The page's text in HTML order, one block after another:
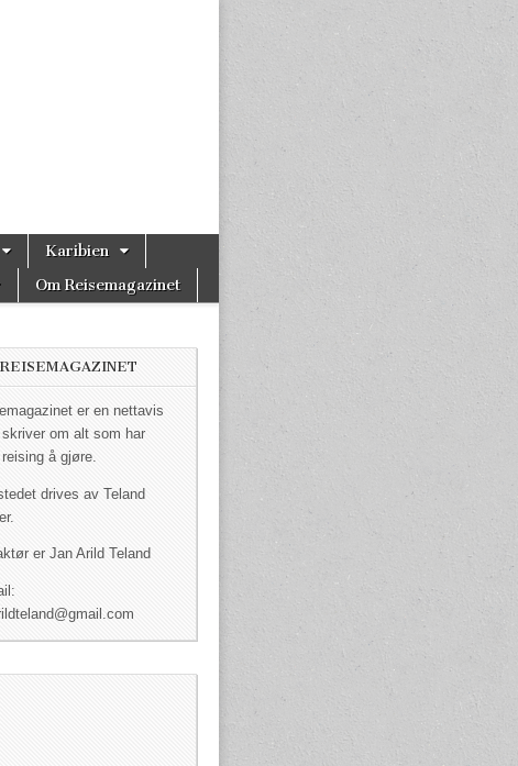
Karibien
Om Reisemagazinet
er en nettavis
om alt som har
å gjøre.
drives av Teland
er Jan Arild Teland